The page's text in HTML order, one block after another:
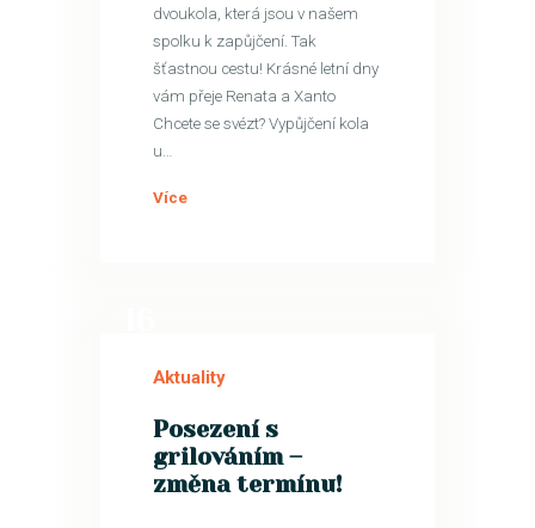
dvoukola, která jsou v našem
spolku k zapůjčení. Tak
šťastnou cestu! Krásné letní dny
vám přeje Renata a Xanto
Chcete se svézt? Vypůjčení kola
u…
Více
Aktuality
Posezení s
grilováním –
změna termínu!